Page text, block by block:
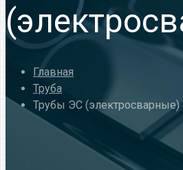
Главная
Труба
Трубы ЭС (электросварные)